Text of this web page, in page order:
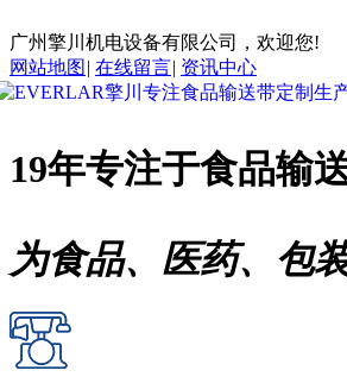
广州擎川机电设备有限公司，欢迎您!
网站地图 | 在线留言| 资讯中心
19年专注于食品输
为食品、医药、包